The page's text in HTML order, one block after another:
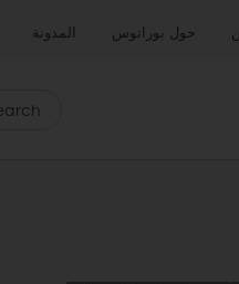
حول بوراتوس المدونة